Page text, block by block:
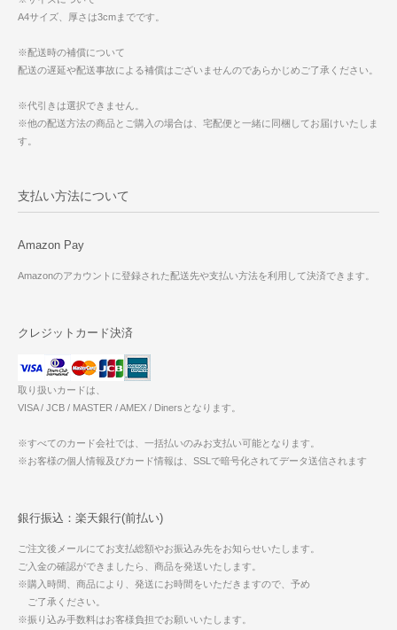
A4サイズ、厚さは3cmまでです。
※配送時の補償について
配送の遅延や配送事故による補償はございませんのであらかじめご了承ください。
※代引きは選択できません。
※他の配送方法の商品とご購入の場合は、宅配便と一緒に同梱してお届けいたしま
す。
支払い方法について
Amazon Pay
Amazonのアカウントに登録された配送先や支払い方法を利用して決済できます。
クレジットカード決済
取り扱いカードは、
VISA / JCB / MASTER / AMEX / Dinersとなります。
※すべてのカード会社では、一括払いのみお支払い可能となります。
※お客様の個人情報及びカード情報は、SSLで暗号化されてデータ送信されます
銀行振込：楽天銀行(前払い)
ご注文後メールにてお支払総額やお振込み先をお知らせいたします。
ご入金の確認ができましたら、商品を発送いたします。
※購入時間、商品により、発送にお時間をいただきますので、予め
ご了承ください。
※振り込み手数料はお客様負担でお願いいたします。